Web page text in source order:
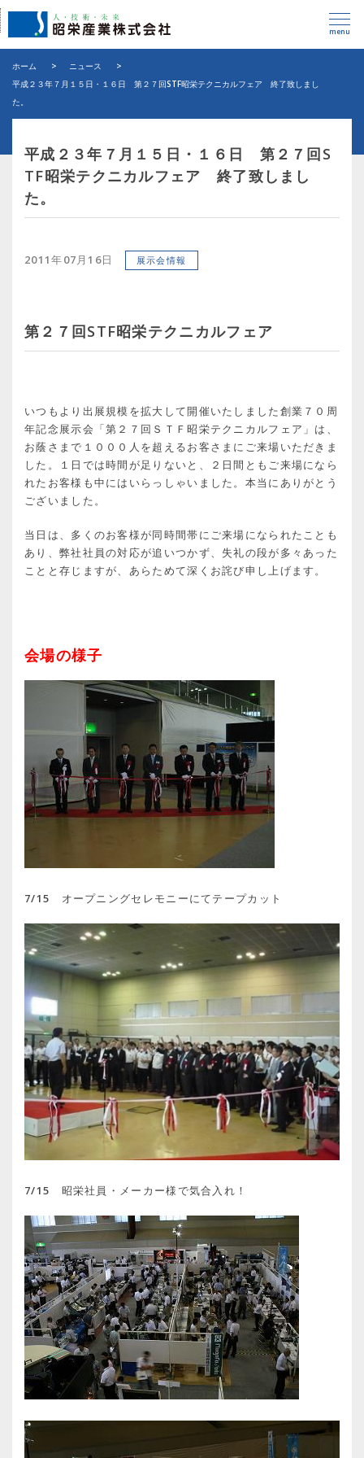
menu
ホーム > ニュース
>
平成２３年７月１５日・１６日 第２７回STF昭栄テクニカルフェア 終了致しまし
た。
平成２３年７月１５日・１６日 第２７回S
TF昭栄テクニカルフェア 終了致しまし
た。
2011年07月16日 展示会情報
第２７回STF昭栄テクニカルフェア
いつもより出展規模を拡大して開催いたしました創業７０周
年記念展示会「第２７回ＳＴＦ昭栄テクニカルフェア」は、
お蔭さまで１０００人を超えるお客さまにご来場いただきま
した。１日では時間が足りないと、２日間ともご来場になら
れたお客様も中にはいらっしゃいました。本当にありがとう
ございました。
当日は、多くのお客様が同時間帯にご来場になられたことも
あり、弊社社員の対応が追いつかず、失礼の段が多々あった
ことと存じますが、あらためて深くお詫び申し上げます。
会場の様子
7/15 オープニングセレモニーにてテープカット
7/15 昭栄社員・メーカー様で気合入れ！